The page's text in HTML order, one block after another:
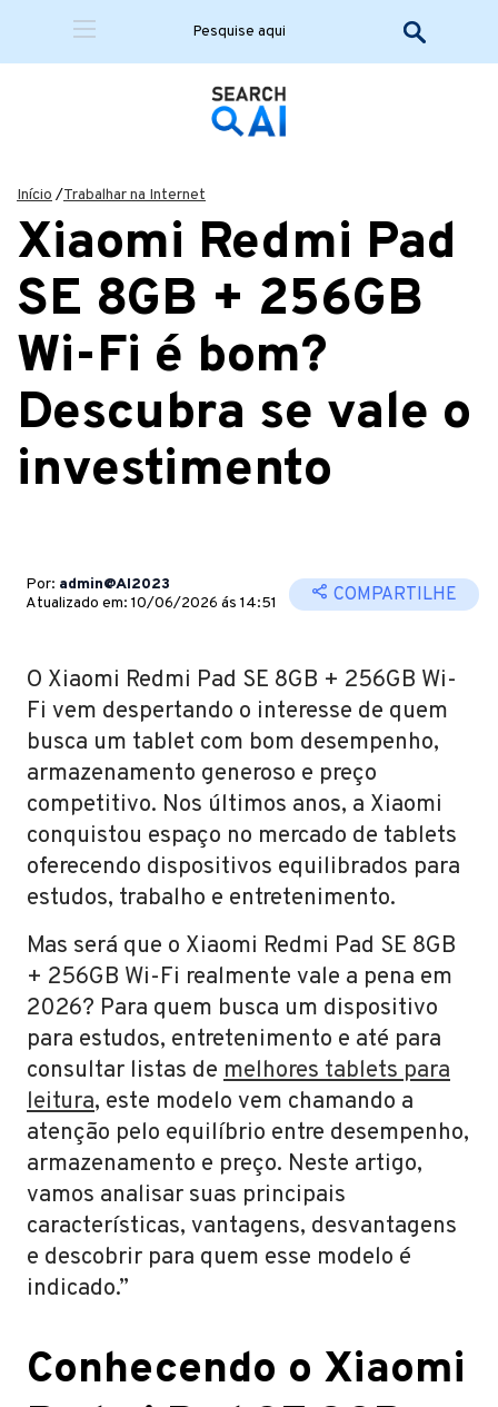
Início /Trabalhar na Internet
Xiaomi Redmi Pad
SE 8GB + 256GB
Wi-Fi é bom?
Descubra se vale o
investimento
Por: admin@AI2023
Atualizado em: 10/06/2026 ás 14:51
COMPARTILHE
O Xiaomi Redmi Pad SE 8GB + 256GB Wi-
Fi vem despertando o interesse de quem
busca um tablet com bom desempenho,
armazenamento generoso e preço
competitivo. Nos últimos anos, a Xiaomi
conquistou espaço no mercado de tablets
oferecendo dispositivos equilibrados para
estudos, trabalho e entretenimento.
Mas será que o Xiaomi Redmi Pad SE 8GB
+ 256GB Wi-Fi realmente vale a pena em
2026? Para quem busca um dispositivo
para estudos, entretenimento e até para
consultar listas de melhores tablets para
leitura, este modelo vem chamando a
atenção pelo equilíbrio entre desempenho,
armazenamento e preço. Neste artigo,
vamos analisar suas principais
características, vantagens, desvantagens
e descobrir para quem esse modelo é
indicado.”
Conhecendo o Xiaomi